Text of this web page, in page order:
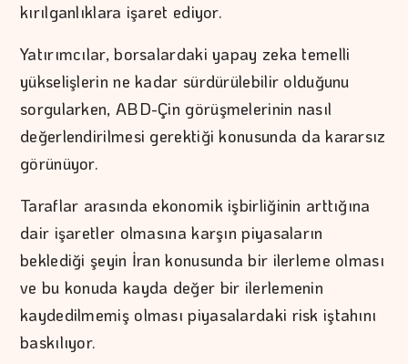
kırılganlıklara işaret ediyor.
Yatırımcılar, borsalardaki yapay zeka temelli
yükselişlerin ne kadar sürdürülebilir olduğunu
sorgularken, ABD-Çin görüşmelerinin nasıl
değerlendirilmesi gerektiği konusunda da kararsız
görünüyor.
Taraflar arasında ekonomik işbirliğinin arttığına
dair işaretler olmasına karşın piyasaların
beklediği şeyin İran konusunda bir ilerleme olması
ve bu konuda kayda değer bir ilerlemenin
kaydedilmemiş olması piyasalardaki risk iştahını
baskılıyor.